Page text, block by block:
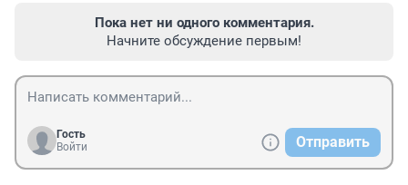
Пока нет ни одного комментария.
Начните обсуждение первым!
Гость
Войти
Отправить